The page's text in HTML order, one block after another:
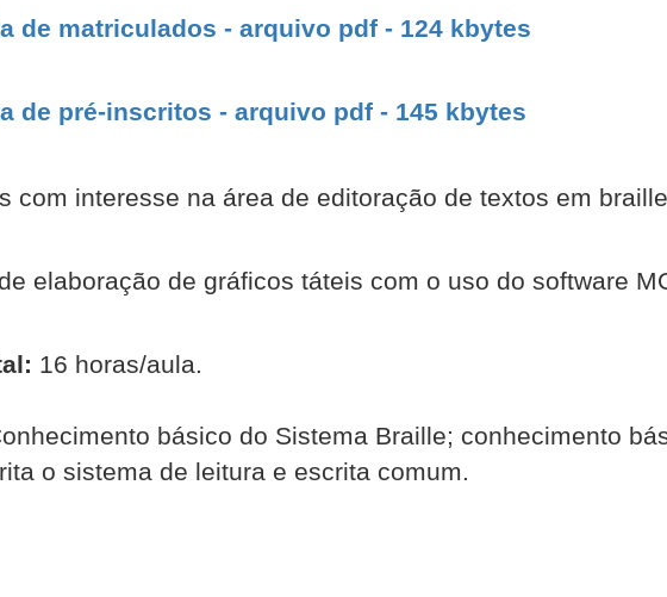
de matriculados - arquivo pdf - 124 kbytes
de pré-inscritos - arquivo pdf - 145 kbytes
com interesse na área de editoração de textos em braille
elaboração de gráficos táteis com o uso do software
16 horas/aula.
básico do Sistema Braille; conhecimento
o sistema de leitura e escrita comum.